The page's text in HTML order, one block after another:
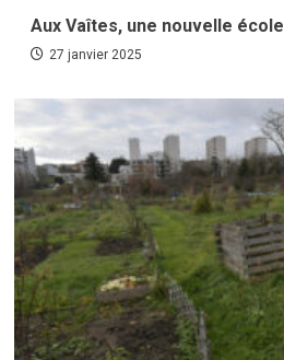
Aux Vaîtes, une nouvelle école
27 janvier 2025